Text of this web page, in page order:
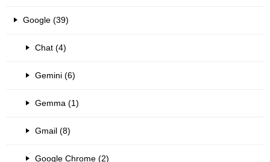
Google (39)
Chat (4)
Gemini (6)
Gemma (1)
Gmail (8)
Google Chrome (2)